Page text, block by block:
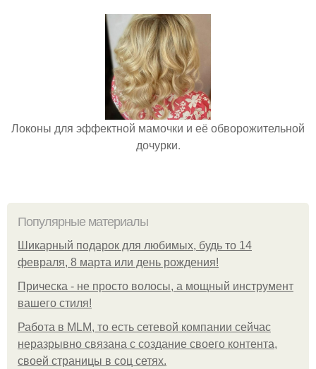
Локоны для эффектной мамочки и её обворожительной
дочурки.
Популярные материалы
Шикарный подарок для любимых, будь то 14
февраля, 8 марта или день рождения!
Прическа - не просто волосы, а мощный инструмент
вашего стиля!
Работа в MLM, то есть сетевой компании сейчас
неразрывно связана с создание своего контента,
своей страницы в соц сетях.